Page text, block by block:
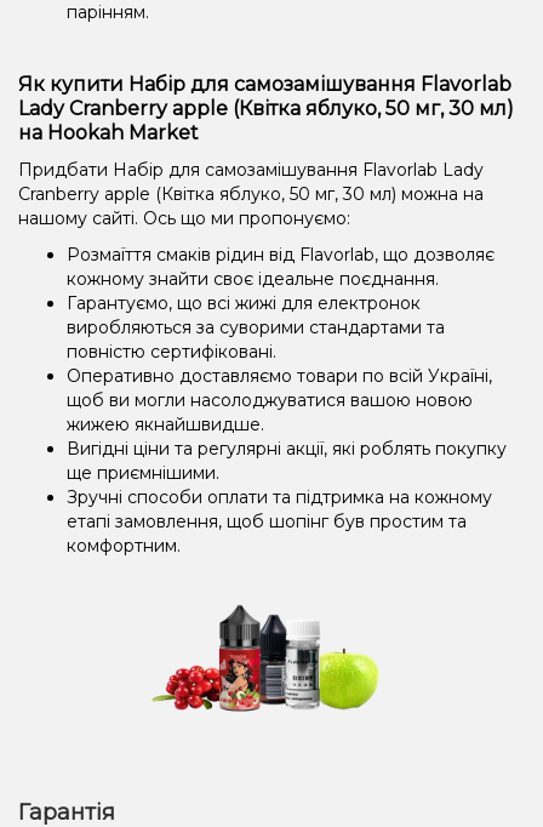
парінням.
Як купити Набір для самозамішування Flavorlab
Lady Cranberry apple (Квітка яблуко, 50 мг, 30 мл)
на Hookah Market
Придбати Набір для самозамішування Flavorlab Lady
Cranberry apple (Квітка яблуко, 50 мг, 30 мл) можна на
нашому сайті. Ось що ми пропонуємо:
Розмаїття смаків рідин від Flavorlab, що дозволяє
кожному знайти своє ідеальне поєднання.
Гарантуємо, що всі жижі для електронок
виробляються за суворими стандартами та
повністю сертифіковані.
Оперативно доставляємо товари по всій Україні,
щоб ви могли насолоджуватися вашою новою
жижею якнайшвидше.
Вигідні ціни та регулярні акції, які роблять покупку
ще приємнішими.
Зручні способи оплати та підтримка на кожному
етапі замовлення, щоб шопінг був простим та
комфортним.
Гарантія